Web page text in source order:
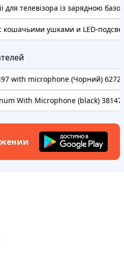
телевізора із зарядною
ушками и LED-
with microphone (Чорний)
With Microphone (black) 38147